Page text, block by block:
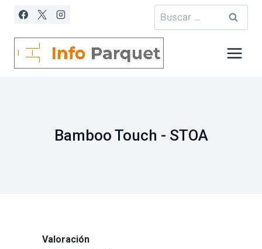
Saltar
contenido
Buscar:
Bamboo Touch - STOA
Valoración